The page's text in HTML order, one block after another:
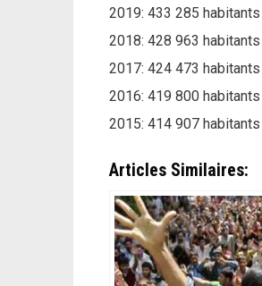
2019: 433 285 habitants
2018: 428 963 habitants
2017: 424 473 habitants
2016: 419 800 habitants
2015: 414 907 habitants
Articles Similaires: